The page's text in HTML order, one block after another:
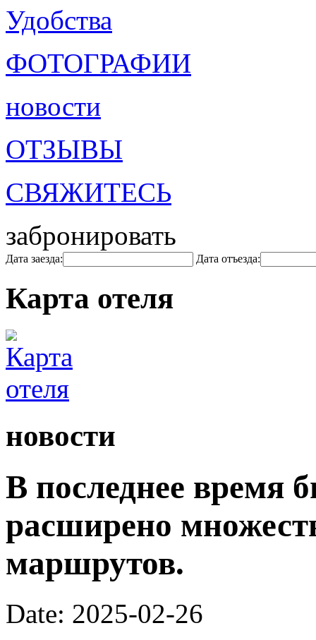
Удобства
ФОТОГРАФИИ
новости
ОТЗЫВЫ
СВЯЖИТЕСЬ
забронировать
Дата заезда: Дата отъезда:
Карта отеля
новости
В последнее время
расширено
маршрутов.
Date: 2025-02-26